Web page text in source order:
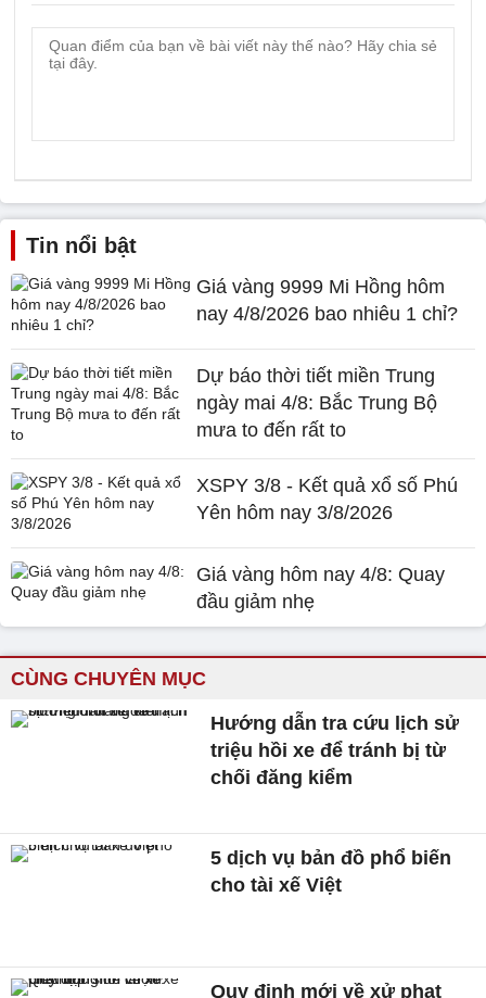
Tin nổi bật
Giá vàng 9999 Mi Hồng hôm
nay 4/8/2026 bao nhiêu 1 chỉ?
Dự báo thời tiết miền Trung
ngày mai 4/8: Bắc Trung Bộ
mưa to đến rất to
XSPY 3/8 - Kết quả xổ số Phú
Yên hôm nay 3/8/2026
Giá vàng hôm nay 4/8: Quay
đầu giảm nhẹ
CÙNG CHUYÊN MỤC
Hướng dẫn tra cứu lịch sử
triệu hồi xe để tránh bị từ
chối đăng kiểm
5 dịch vụ bản đồ phổ biến
cho tài xế Việt
Quy định mới về xử phạt